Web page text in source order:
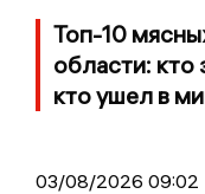
Топ-10
области: кто
кто ушел в
03/08/2026 09:02